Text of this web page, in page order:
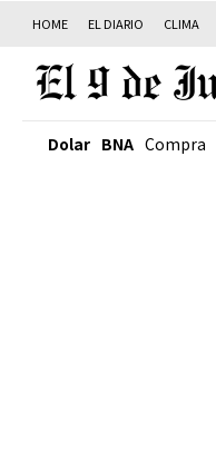
HOME EL DIARIO CLIMA
Dolar BNA Compra